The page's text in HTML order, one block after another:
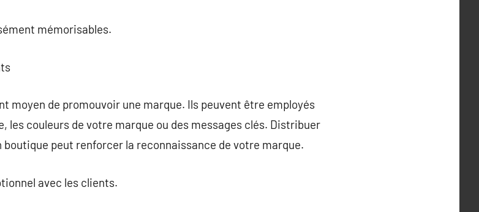
mémorisables.
moyen de promouvoir une marque. Ils peuvent être employés
les couleurs de votre marque ou des messages clés. Distribuer
boutique peut renforcer la reconnaissance de votre marque.
avec les clients.